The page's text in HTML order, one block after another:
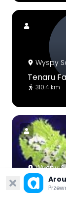
Wyspy
Tenaru
310.4 km
Wyspy
Nusatupe
680.9 km